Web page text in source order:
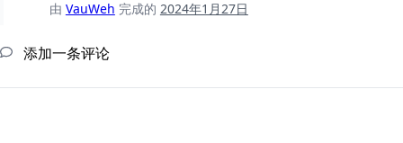
由 VauWeh 完成的 2024年1月27日
添加一条评论